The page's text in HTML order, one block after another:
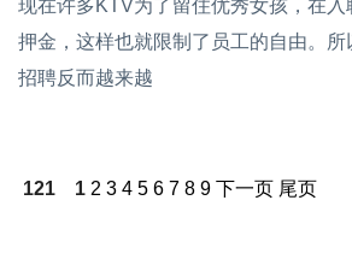
现在许多KTV为了留住优秀女孩，在
押金，这样也就限制了员工的自由。
招聘反而越来越
121 1 2 3 4 5 6 7 8 9 下一页 尾页